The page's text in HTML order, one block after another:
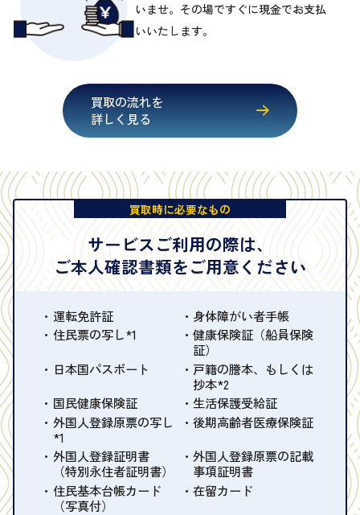
いませ。その場ですぐに現金でお支払
いいたします。
買取の流れを
詳しく見る
買取時に必要なもの
サービスご利用の際は、
ご本人確認書類をご用意ください
運転免許証
身体障がい者手帳
住民票の写し*1
健康保険証（船員保険
証）
日本国パスポート
戸籍の謄本、もしくは
抄本*2
国民健康保険証
生活保護受給証
外国人登録原票の写し
*1
後期高齢者医療保険証
外国人登録証明書
（特別永住者証明書）
外国人登録原票の記載
事項証明書
住民基本台帳カード
（写真付）
在留カード